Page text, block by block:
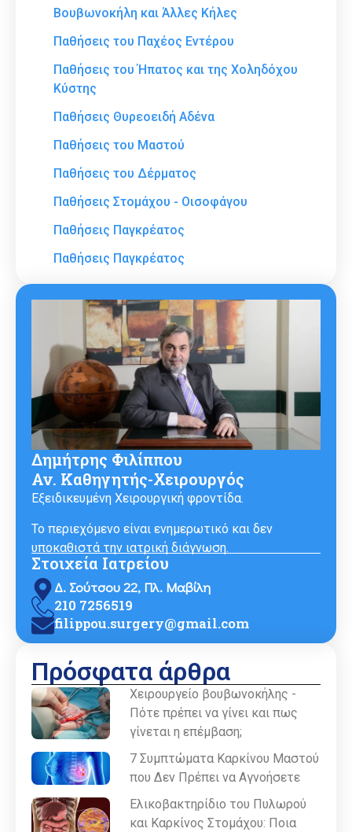
Βουβωνοκήλη και Άλλες Κήλες
Παθήσεις του Παχέος Εντέρου
Παθήσεις του Ήπατος και της Χοληδόχου
Κύστης
Παθήσεις Θυρεοειδή Αδένα
Παθήσεις του Μαστού
Παθήσεις του Δέρματος
Παθήσεις Στομάχου - Οισοφάγου
Παθήσεις Παγκρέατος
Παθήσεις Παγκρέατος
Δημήτρης Φιλίππου
Αν. Καθηγητής-Χειρουργός
Εξειδικευμένη Χειρουργική φροντίδα.
Το περιεχόμενο είναι ενημερωτικό και δεν
υποκαθιστά την ιατρική διάγνωση.
Στοιχεία Ιατρείου
Δ. Σούτσου 22, Πλ. Μαβίλη
210 7256519
filippou.surgery@gmail.com
Πρόσφατα άρθρα
Χειρουργείο βουβωνοκήλης -
Πότε πρέπει να γίνει και πως
γίνεται η επέμβαση;
7 Συμπτώματα Καρκίνου Μαστού
που Δεν Πρέπει να Αγνοήσετε
Ελικοβακτηρίδιο του Πυλωρού
και Καρκίνος Στομάχου: Ποια